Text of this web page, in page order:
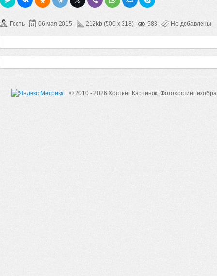
Гость 06 мая 2015 212kb (500 x 318) 583 Не добавлены
© 2010 - 2026 Хостинг Картинок. Фотохостинг